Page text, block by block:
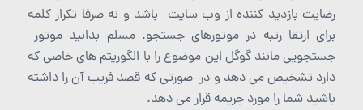
رضایت بازدید کننده از وب سایت باشد و نه صرفا تکرار کلمه
برای ارتقا رتبه در موتورهای جستجو. مسلم بدانید موتور
جستجویی مانند گوگل این موضوع را با الگوریتم های خاصی که
دارد تشخیص می دهد و در صورتی که قصد فریب آن را داشته
باشید شما را مورد جریمه قرار می دهد.